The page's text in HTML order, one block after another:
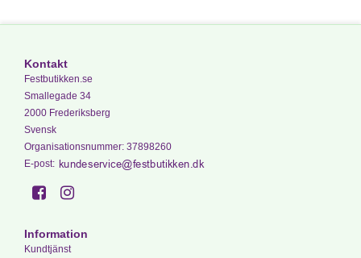
Kontakt
Festbutikken.se
Smallegade 34
2000 Frederiksberg
Svensk
Organisationsnummer: 37898260
E-post:
Information
Kundtjänst